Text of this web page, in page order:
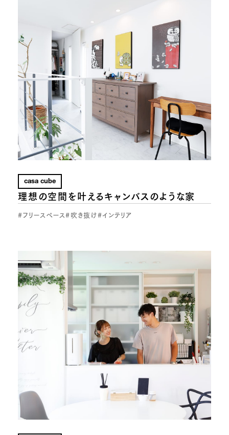
casa cube
理想の空間を叶えるキャンバスのような家
#フリースペース#吹き抜け#インテリア